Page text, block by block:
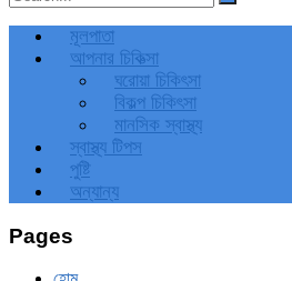
মূলপাতা
আপনার চিকিত্‍সা
ঘরোয়া চিকিৎসা
বিকল্প চিকিৎসা
মানসিক স্বাস্থ্য
স্বাস্থ্য টিপস
পুষ্টি
অন্যান্য
Pages